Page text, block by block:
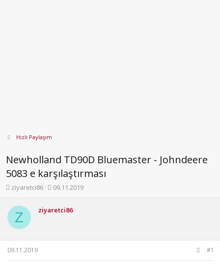
Hızlı Paylaşım
Newholland TD90D Bluemaster - Johndeere
5083 e karşılaştırması
K
n
y
u
b
ziyaretci86
B
g
09.11.2019
Z ziyaretci86
09.11.2019 #1